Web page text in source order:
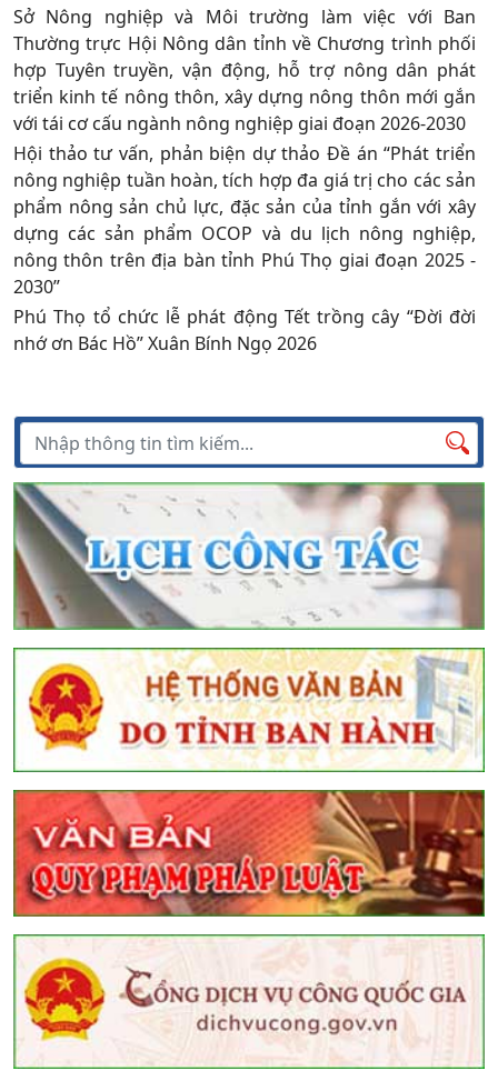
Sở Nông nghiệp và Môi trường làm việc với Ban
Thường trực Hội Nông dân tỉnh về Chương trình phối
hợp Tuyên truyền, vận động, hỗ trợ nông dân phát
triển kinh tế nông thôn, xây dựng nông thôn mới gắn
với tái cơ cấu ngành nông nghiệp giai đoạn 2026-2030
Hội thảo tư vấn, phản biện dự thảo Đề án “Phát triển
nông nghiệp tuần hoàn, tích hợp đa giá trị cho các sản
phẩm nông sản chủ lực, đặc sản của tỉnh gắn với xây
dựng các sản phẩm OCOP và du lịch nông nghiệp,
nông thôn trên địa bàn tỉnh Phú Thọ giai đoạn 2025 -
2030”
Phú Thọ tổ chức lễ phát động Tết trồng cây “Đời đời
nhớ ơn Bác Hồ” Xuân Bính Ngọ 2026
Tìm kiếm
Tìm
kiếm